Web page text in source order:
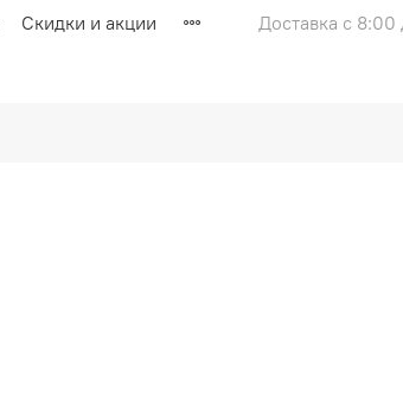
Скидки и акции Доставка с